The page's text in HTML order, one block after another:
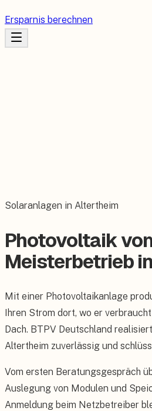
Ersparnis berechnen
Solaranlagen in Altertheim
Photovoltaik
Meisterbetrieb
Mit einer Photovoltaikanlage
Ihren Strom dort, wo er
Dach. BTPV Deutschland
Altertheim zuverlässig und
Vom ersten Beratungsgespräch
Auslegung von Modulen und
Anmeldung beim Netzbetreiber